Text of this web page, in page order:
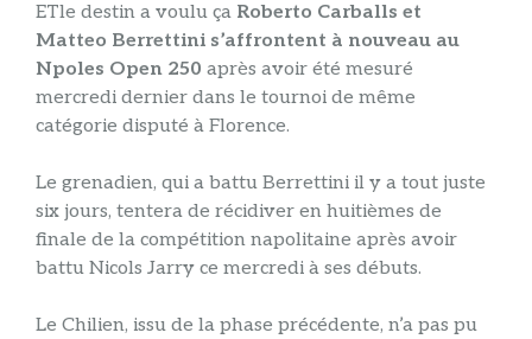
ETle destin a voulu ça Roberto Carballs et
Matteo Berrettini s’affrontent à nouveau au
Npoles Open 250 après avoir été mesuré
mercredi dernier dans le tournoi de même
catégorie disputé à Florence.
Le grenadien, qui a battu Berrettini il y a tout juste
six jours, tentera de récidiver en huitièmes de
finale de la compétition napolitaine après avoir
battu Nicols Jarry ce mercredi à ses débuts.
Le Chilien, issu de la phase précédente, n’a pas pu